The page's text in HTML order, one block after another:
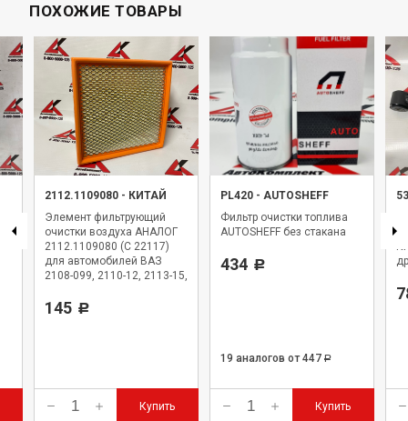
ПОХОЖИЕ ТОВАРЫ
2112.1109080 - КИТАЙ
Элемент фильтрующий
очистки воздуха АНАЛОГ
2112.1109080 (C 22117)
для автомобилей ВАЗ
2108-099, 2110-12, 2113-15,
Niva Travel 2123, Datsun
145 Р
Купить
PL420 - AUTOSHEFF
Фильтр очистки топлива
AUTOSHEFF без стакана
434 Р
19 аналогов от 447 Р
Купить